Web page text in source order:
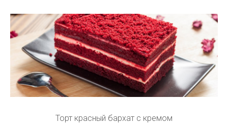
Торт красный бархат с кремом